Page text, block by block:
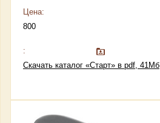
Цена:
800
:
Скачать каталог «Старт» в pdf, 41Мб